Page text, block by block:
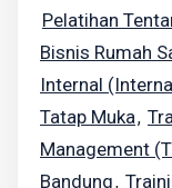
Pelatihan
Bisnis Rumah
Internal
Tatap Muka,
Management
Bandung,